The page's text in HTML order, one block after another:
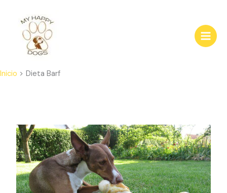
contenido
Inicio Dieta Barf